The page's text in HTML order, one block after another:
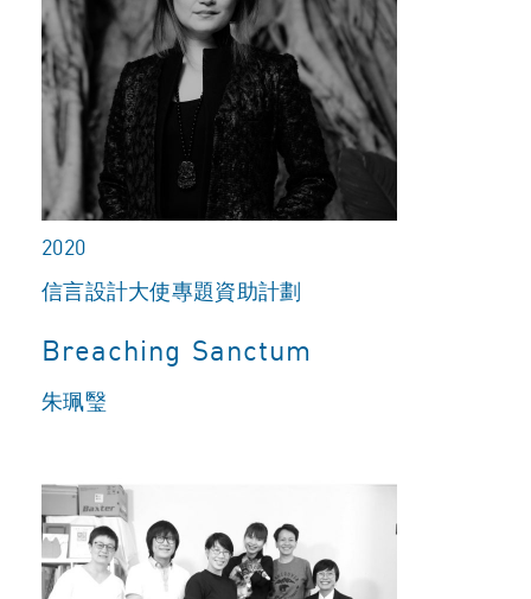
2020
信言設計大使專題資助計劃
Breaching Sanctum
朱珮瑿